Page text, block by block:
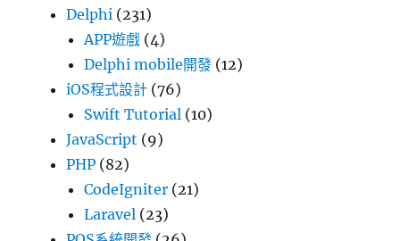
Delphi (231)
APP遊戲 (4)
Delphi mobile開發 (12)
iOS程式設計 (76)
Swift Tutorial (10)
JavaScript (9)
PHP (82)
CodeIgniter (21)
Laravel (23)